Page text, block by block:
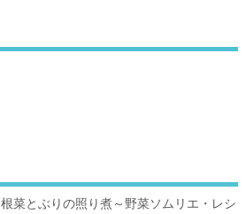
根菜とぶりの照り煮～野菜ソムリエ・レシ